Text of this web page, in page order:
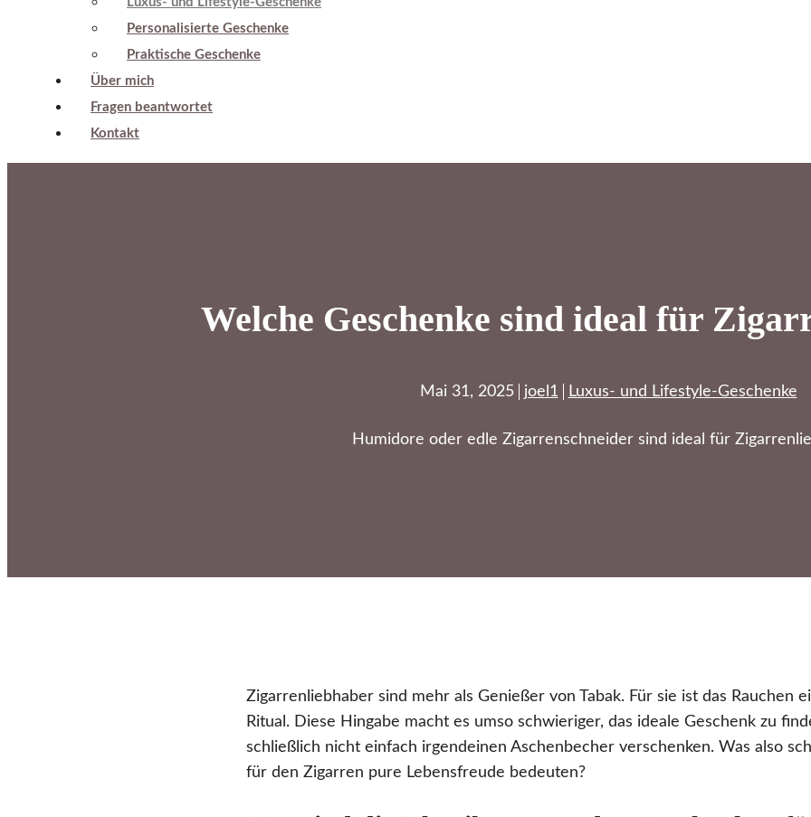
Personalisierte Geschenke
Praktische Geschenke
Über mich
Fragen beantwortet
Kontakt
Welche Geschenke sind ideal für
Mai 31, 2025 joel1 Luxus- und Lifestyle-Geschenke
Humidore oder edle Zigarrenschneider sind ideal für
Zigarrenliebhaber sind mehr als Genießer von Tabak. Für sie ist das Rauchen
Ritual. Diese Hingabe macht es umso schwieriger, das ideale Geschenk zu
schließlich nicht einfach irgendeinen Aschenbecher verschenken. Was also
für den Zigarren pure Lebensfreude bedeuten?